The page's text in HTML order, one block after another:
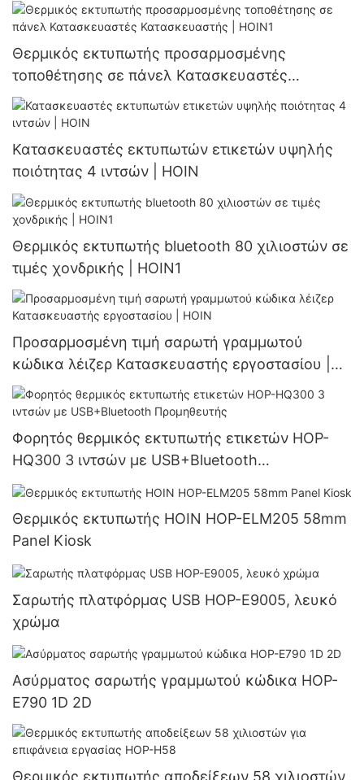
Θερμικός εκτυπωτής προσαρμοσμένης
τοποθέτησης σε πάνελ Κατασκευαστές
Κατασκευαστής | HOIN1
Κατασκευαστές εκτυπωτών ετικετών υψηλής
ποιότητας 4 ιντσών | HOIN
Θερμικός εκτυπωτής bluetooth 80 χιλιοστών σε
τιμές χονδρικής | HOIN1
Προσαρμοσμένη τιμή σαρωτή γραμμωτού
κώδικα λέιζερ Κατασκευαστής εργοστασίου |
HOIN
Φορητός θερμικός εκτυπωτής ετικετών HOP-
HQ300 3 ιντσών με USB+Bluetooth
Προμηθευτής
Θερμικός εκτυπωτής HOIN HOP-ELM205 58mm
Panel Kiosk
Σαρωτής πλατφόρμας USB HOP-E9005, λευκό
χρώμα
Ασύρματος σαρωτής γραμμωτού κώδικα HOP-
E790 1D 2D
Θερμικός εκτυπωτής αποδείξεων 58 χιλιοστών